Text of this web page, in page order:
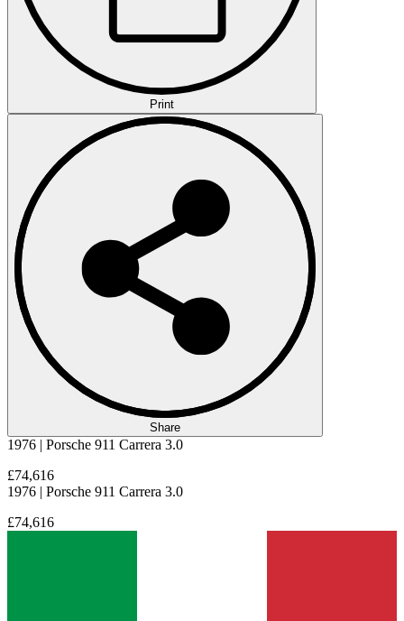
Print
Share
1976 | Porsche 911 Carrera 3.0
£74,616
1976 | Porsche 911 Carrera 3.0
£74,616